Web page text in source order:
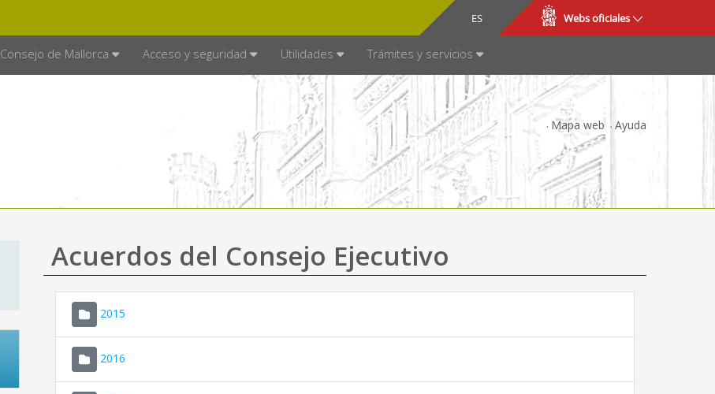
ES
CA Webs oficiales
Consejo de Mallorca Acceso y seguridad Utilidades Trámites y servicios
Mapa web Ayuda
Acuerdos del Consejo Ejecutivo
2015
2016